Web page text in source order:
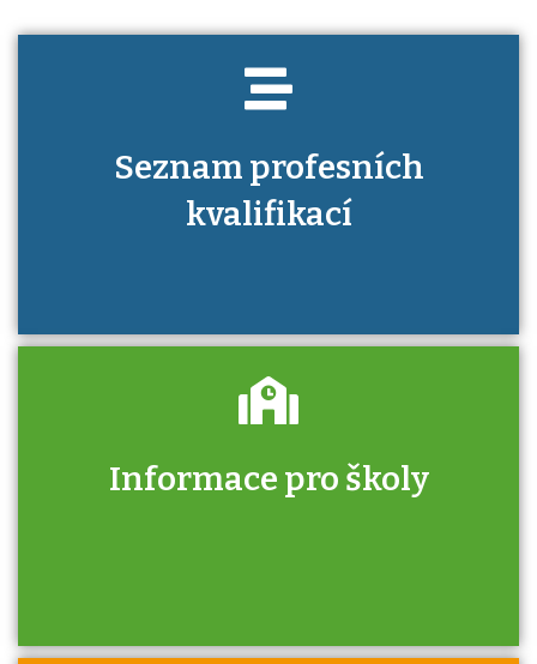
Seznam profesních
kvalifikací
Informace pro školy
Zjistěte, jak se přihlásit ke zkoušce a kde